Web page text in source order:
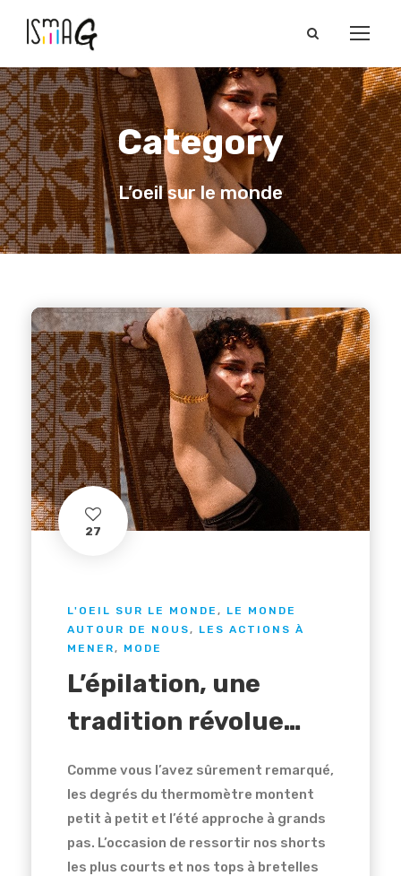
Category
L’oeil sur le monde
27
L'OEIL SUR LE MONDE , LE MONDE
AUTOUR DE NOUS , LES ACTIONS À
MENER , MODE
L’épilation, une
tradition révolue…
Comme vous l’avez sûrement remarqué,
les degrés du thermomètre montent
petit à petit et l’été approche à grands
pas. L’occasion de ressortir nos shorts
les plus courts et nos tops à bretelles